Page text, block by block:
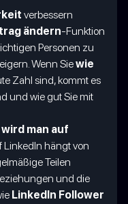
verbessern
ändern-Funktion
Personen zu
Wenn Siewie
Zahl sind, kommt es
und wie gut Sie mit
wird man auf
LinkedIn hängt von
Teilen
und die
LinkedIn Follower